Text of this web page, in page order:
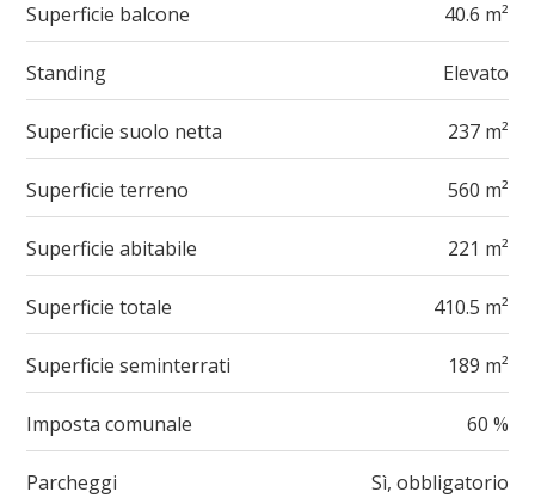
Superficie balcone 40.6 m²
Standing Elevato
Superficie suolo netta 237 m²
Superficie terreno 560 m²
Superficie abitabile 221 m²
Superficie totale 410.5 m²
Superficie seminterrati 189 m²
Imposta comunale 60 %
Parcheggi Sì, obbligatorio